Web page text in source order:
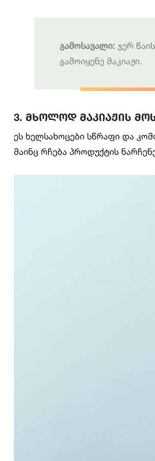
გამოსავალი: ჯერ
გამოიყენე მაკიაჟი.
3. მხოლოდ მაკიაჟის
ეს ხელსახოცები სწრაფი და
მაინც რჩება პროდუქტის